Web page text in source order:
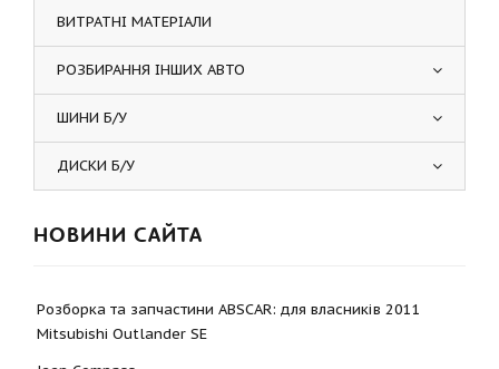
ВИТРАТНІ МАТЕРІАЛИ
РОЗБИРАННЯ ІНШИХ АВТО
ШИНИ Б/У
ДИСКИ Б/У
НОВИНИ САЙТА
Розборка та запчастини ABSCAR: для власників 2011
Mitsubishi Outlander SE